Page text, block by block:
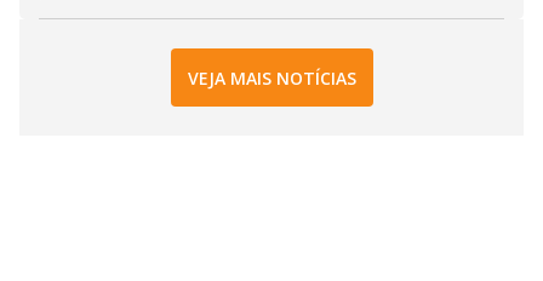
VEJA MAIS NOTÍCIAS